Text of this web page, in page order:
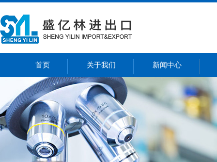
首页 关于我们 新闻中心